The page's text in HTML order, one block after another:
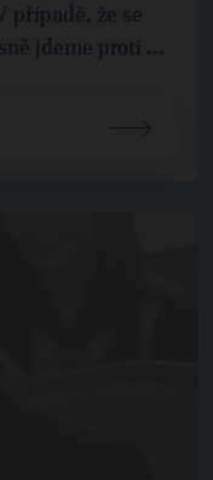
případě, že se
jdeme proti ...